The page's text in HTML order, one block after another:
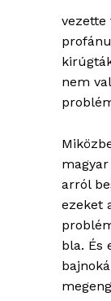
vezette
nem
arról
ezeket
bla. És